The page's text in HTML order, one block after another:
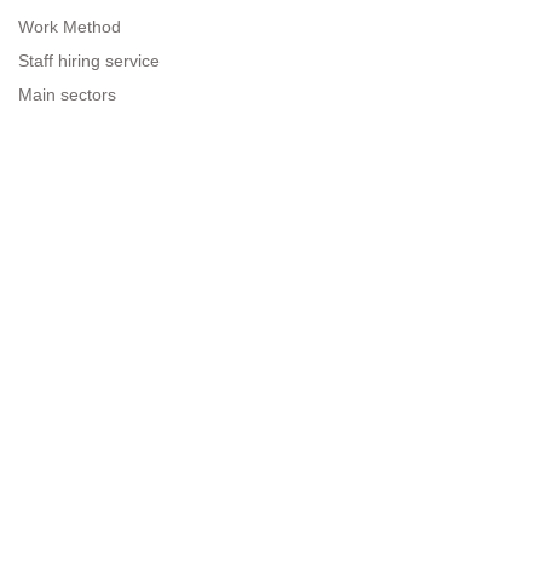
Work Method
Staff hiring service
Main sectors